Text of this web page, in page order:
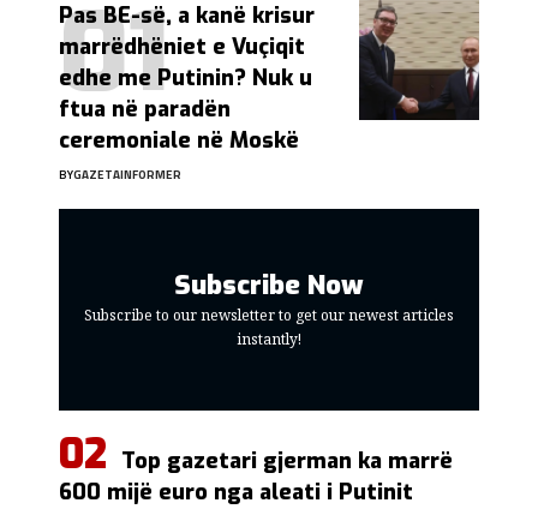
Pas BE-së, a kanë krisur
marrëdhëniet e Vuçiqit
edhe me Putinin? Nuk u
ftua në paradën
ceremoniale në Moskë
BYGAZETAINFORMER
Subscribe Now
Subscribe to our newsletter to get our newest articles
instantly!
Top gazetari gjerman ka marrë
600 mijë euro nga aleati i Putinit